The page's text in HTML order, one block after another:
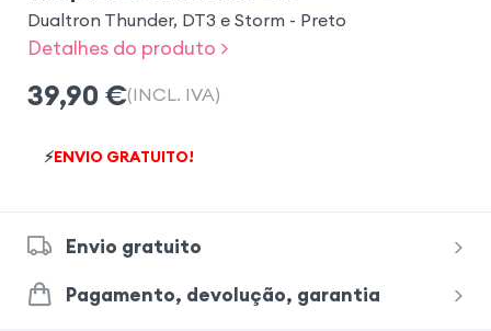
Dualtron Thunder, DT3 e Storm - Preto
Detalhes do produto >
39,90 €(INCL. IVA)
⚡ENVIO GRATUITO!
Envio gratuito
Pagamento, devolução, garantia